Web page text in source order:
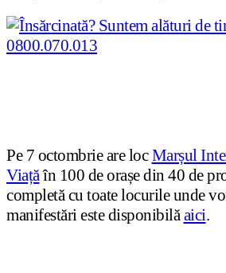
Pe 7 octombrie are locMarșul
Viațăîn 100 de orașe din 40 de
completă cu toate locurile unde
manifestări este disponibilăaici.